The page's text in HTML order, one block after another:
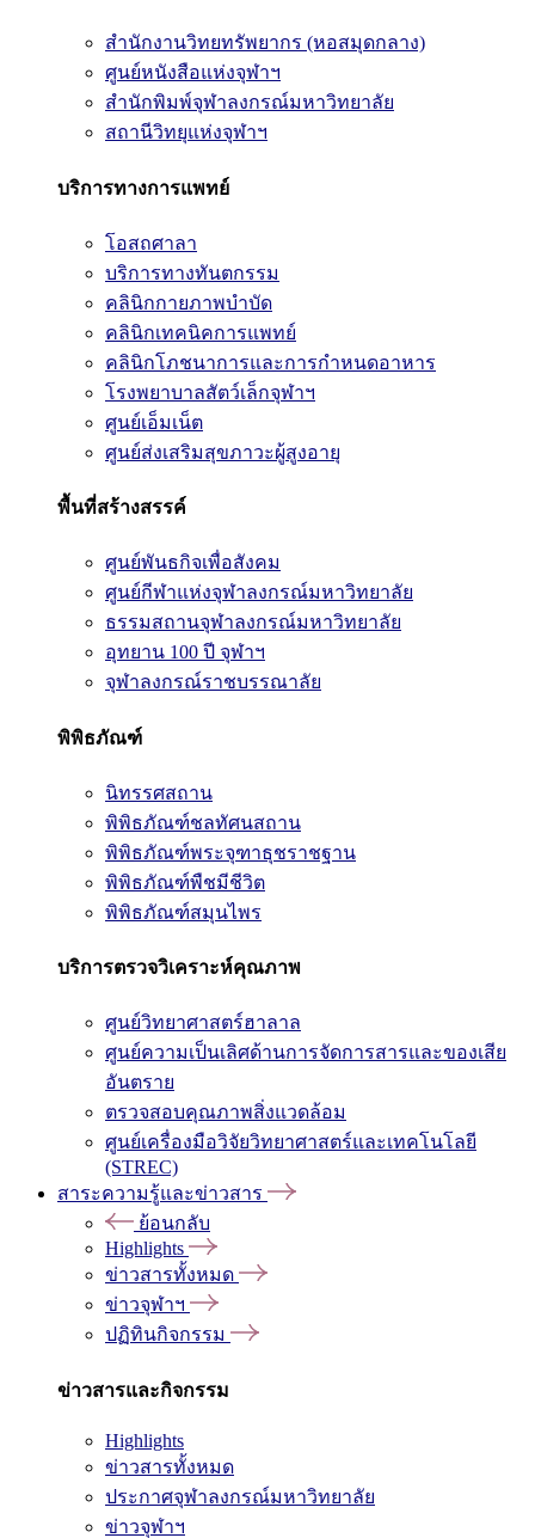
สำนักงานวิทยทรัพยากร (หอสมุดกลาง)
ศูนย์หนังสือแห่งจุฬาฯ
สำนักพิมพ์จุฬาลงกรณ์มหาวิทยาลัย
สถานีวิทยุแห่งจุฬาฯ
บริการทางการแพทย์
โอสถศาลา
บริการทางทันตกรรม
คลินิกกายภาพบำบัด
คลินิกเทคนิคการแพทย์
คลินิกโภชนาการและการกำหนดอาหาร
โรงพยาบาลสัตว์เล็กจุฬาฯ
ศูนย์เอ็มเน็ต
ศูนย์ส่งเสริมสุขภาวะผู้สูงอายุ
พื้นที่สร้างสรรค์
ศูนย์พันธกิจเพื่อสังคม
ศูนย์กีฬาแห่งจุฬาลงกรณ์มหาวิทยาลัย
ธรรมสถานจุฬาลงกรณ์มหาวิทยาลัย
อุทยาน 100 ปี จุฬาฯ
จุฬาลงกรณ์ราชบรรณาลัย
พิพิธภัณฑ์
นิทรรศสถาน
พิพิธภัณฑ์ชลทัศนสถาน
พิพิธภัณฑ์พระจุฑาธุชราชฐาน
พิพิธภัณฑ์พืชมีชีวิต
พิพิธภัณฑ์สมุนไพร
บริการตรวจวิเคราะห์คุณภาพ
ศูนย์วิทยาศาสตร์ฮาลาล
ศูนย์ความเป็นเลิศด้านการจัดการสารและของเสีย
อันตราย
ตรวจสอบคุณภาพสิ่งแวดล้อม
ศูนย์เครื่องมือวิจัยวิทยาศาสตร์และเทคโนโลยี
(STREC)
สาระความรู้และข่าวสาร
ย้อนกลับ
Highlights
ข่าวสารทั้งหมด
ข่าวจุฬาฯ
ปฏิทินกิจกรรม
ข่าวสารและกิจกรรม
Highlights
ข่าวสารทั้งหมด
ประกาศจุฬาลงกรณ์มหาวิทยาลัย
ข่าวจุฬาฯ